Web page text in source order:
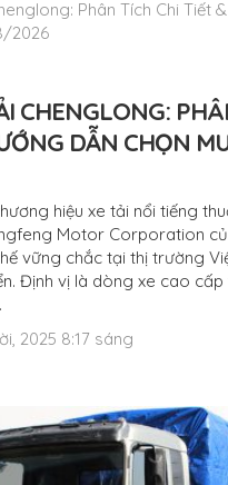
CHENGLONG:
DẪN CHỌN
hiệu xe tải nổi tiếng
Motor Corporation
vững chắc tại thị trường
Định vị là dòng xe cao
2025 8:17 sáng